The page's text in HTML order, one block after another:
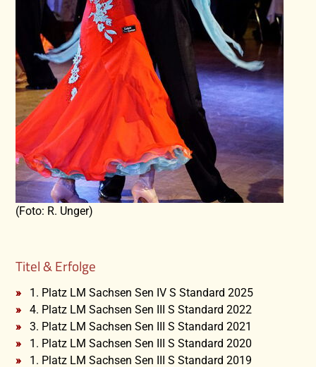
(Foto: R. Unger)
Titel & Erfolge
1. Platz LM Sachsen Sen IV S Standard 2025
4. Platz LM Sachsen Sen III S Standard 2022
3. Platz LM Sachsen Sen III S Standard 2021
1. Platz LM Sachsen Sen III S Standard 2020
1. Platz LM Sachsen Sen III S Standard 2019